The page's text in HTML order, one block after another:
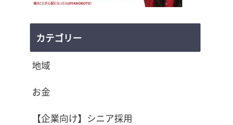
カテゴリー
地域
お金
【企業向け】シニア採用